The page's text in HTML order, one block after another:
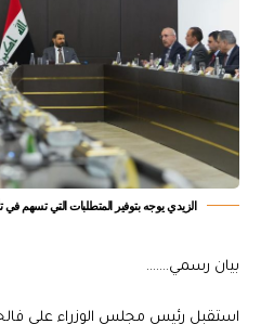
الزيدي يوجه بتوفير المتطلبات التي تسهم في
بيان رسمي…….
استقبل رئيس مجلس الوزراء علي فالح